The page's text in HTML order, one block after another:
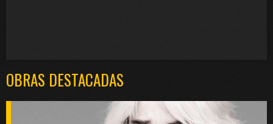
OBRAS DESTACADAS